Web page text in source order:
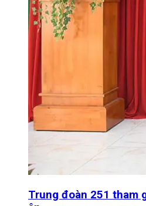
Trung đoàn 251 tham